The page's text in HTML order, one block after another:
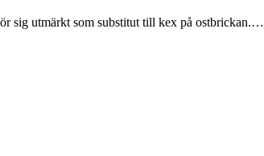
sig utmärkt som substitut till kex på ostbrickan.…